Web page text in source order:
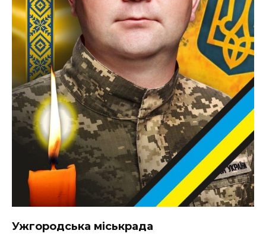
Ужгородська міськрада